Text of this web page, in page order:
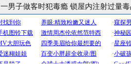
一男子做客时犯毒瘾 锁屋内注射过量